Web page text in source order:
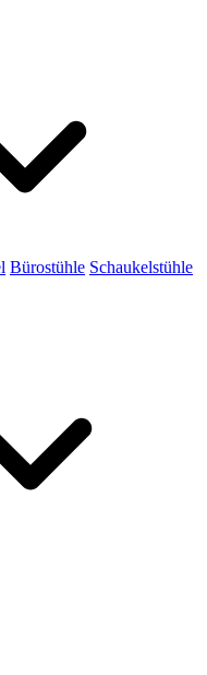
Bürostühle Schaukelstühle